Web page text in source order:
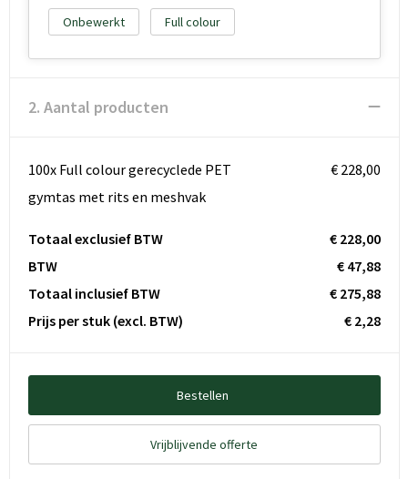
Onbewerkt Full colour
2. Aantal producten
100x Full colour gerecyclede PET
gymtas met rits en meshvak
€ 228,00
Totaal exclusief BTW
€ 228,00
BTW
€ 47,88
Totaal inclusief BTW
€ 275,88
Prijs per stuk (excl. BTW) € 2,28
Bestellen
Vrijblijvende offerte